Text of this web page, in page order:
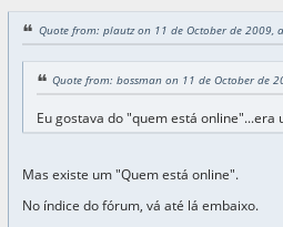
Quote from: plautz on 11 de October de 2009,
Quote from: bossman on 11 de October de
Eu gostava do "quem está online"...era
Mas existe um "Quem está online".
No índice do fórum, vá até lá embaixo.